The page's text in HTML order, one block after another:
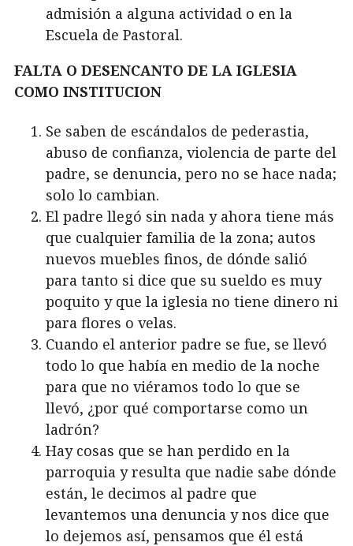
admisión a alguna actividad o en la
Escuela de Pastoral.
FALTA O DESENCANTO DE LA IGLESIA
COMO INSTITUCION
Se saben de escándalos de pederastia,
abuso de confianza, violencia de parte del
padre, se denuncia, pero no se hace nada;
solo lo cambian.
El padre llegó sin nada y ahora tiene más
que cualquier familia de la zona; autos
nuevos muebles finos, de dónde salió
para tanto si dice que su sueldo es muy
poquito y que la iglesia no tiene dinero ni
para flores o velas.
Cuando el anterior padre se fue, se llevó
todo lo que había en medio de la noche
para que no viéramos todo lo que se
llevó, ¿por qué comportarse como un
ladrón?
Hay cosas que se han perdido en la
parroquia y resulta que nadie sabe dónde
están, le decimos al padre que
levantemos una denuncia y nos dice que
lo dejemos así, pensamos que él está